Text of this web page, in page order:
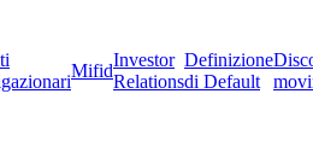
Mifid
Investor
Relations
Definizione
di Default